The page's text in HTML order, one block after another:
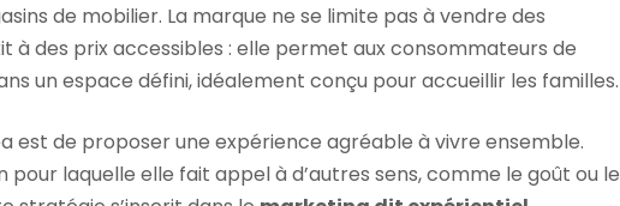
de mobilier. La marque ne se limite pas à vendre des
à des prix accessibles : elle permet aux consommateurs de
un espace défini, idéalement conçu pour accueillir les familles.
est de proposer une expérience agréable à vivre ensemble.
pour laquelle elle fait appel à d’autres sens, comme le goût ou le